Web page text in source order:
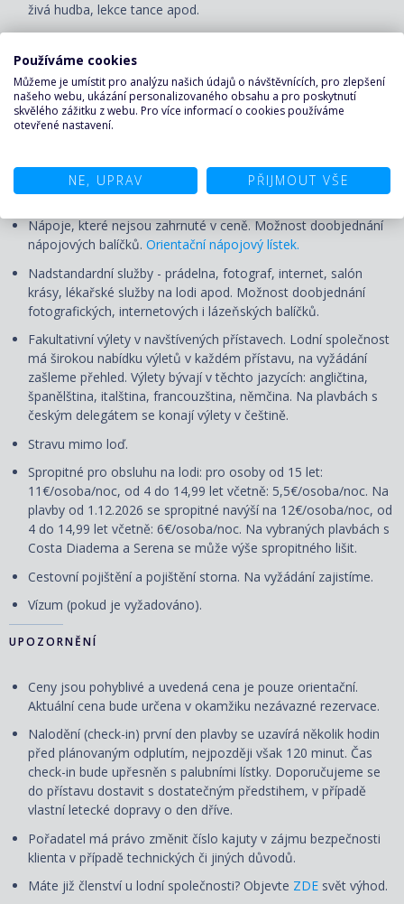
živá hudba, lekce tance apod.
Pojištění proti úpadku:
Pojištění CK proti úpadku u pojišťovny Generali.
CENA NEZAHRNUJE
zájmu a vhodného spojení zajistíme.
Služby českého průvodce či delegáta
Nápoje, které nejsou zahrnuté v ceně. Možnost doobjednání
nápojových balíčků. Orientační nápojový lístek.
Nadstandardní služby - prádelna, fotograf, internet, salón
krásy, lékařské služby na lodi apod. Možnost doobjednání
fotografických, internetových i lázeňských balíčků.
Fakultativní výlety v navštívených přístavech. Lodní společnost
má širokou nabídku výletů v každém přístavu, na vyžádání
zašleme přehled. Výlety bývají v těchto jazycích: angličtina,
španělština, italština, francouzština, němčina. Na plavbách s
českým delegátem se konají výlety v češtině.
Stravu mimo loď.
Spropitné pro obsluhu na lodi: pro osoby od 15 let:
11€/osoba/noc, od 4 do 14,99 let včetně: 5,5€/osoba/noc. Na
plavby od 1.12.2026 se spropitné navýší na 12€/osoba/noc, od
4 do 14,99 let včetně: 6€/osoba/noc. Na vybraných plavbách s
Costa Diadema a Serena se může výše spropitného lišit.
Cestovní pojištění a pojištění storna. Na vyžádání zajistíme.
Vízum (pokud je vyžadováno).
UPOZORNĚNÍ
Ceny jsou pohyblivé a uvedená cena je pouze orientační.
Aktuální cena bude určena v okamžiku nezávazné rezervace.
Nalodění (check-in) první den plavby se uzavírá několik hodin
před plánovaným odplutím, nejpozději však 120 minut. Čas
check-in bude upřesněn s palubními lístky. Doporučujeme se
do přístavu dostavit s dostatečným předstihem, v případě
vlastní letecké dopravy o den dříve.
Pořadatel má právo změnit číslo kajuty v zájmu bezpečnosti
klienta v případě technických či jiných důvodů.
Máte již členství u lodní společnosti? Objevte ZDE svět výhod.
Používáme cookies
Můžeme je umístit pro analýzu našich údajů o návštěvnících, pro zlepšení
našeho webu, ukázání personalizovaného obsahu a pro poskytnutí
skvělého zážitku z webu. Pro více informací o cookies používáme
otevřené nastavení.
NE, UPRAV PŘIJMOUT VŠE